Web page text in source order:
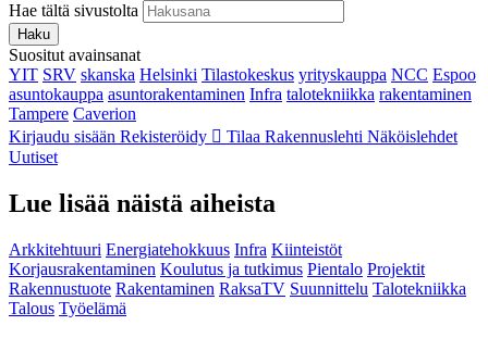
Hae tältä sivustolta
Haku
Suositut avainsanat
YIT SRV skanska Helsinki Tilastokeskus yrityskauppa NCC Espoo
asuntokauppa asuntorakentaminen Infra talotekniikka rakentaminen
Tampere Caverion
Kirjaudu sisään Rekisteröidy Tilaa Rakennuslehti Näköislehdet
Uutiset
Lue lisää näistä aiheista
Arkkitehtuuri Energiatehokkuus Infra Kiinteistöt
Korjausrakentaminen Koulutus ja tutkimus Pientalo Projektit
Rakennustuote Rakentaminen RaksaTV Suunnittelu Talotekniikka
Talous Työelämä